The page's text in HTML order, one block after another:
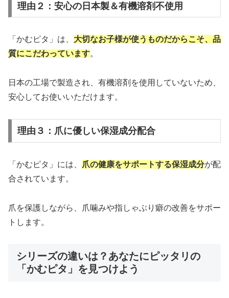
理由２：安心の日本製＆有機溶剤不使用
「かむピタ」は、 大切なお子様が使うものだからこそ、品
質にこだわっています。
日本の工場で製造され、有機溶剤を使用していないため、
安心してお使いいただけます。
理由３：爪に優しい保湿成分配合
「かむピタ」には、 爪の健康をサポートする保湿成分が配
合されています。
爪を保護しながら、爪噛みや指しゃぶり癖の改善をサポー
トします。
シリーズの違いは？あなたにピッタリの
「かむピタ」を見つけよう